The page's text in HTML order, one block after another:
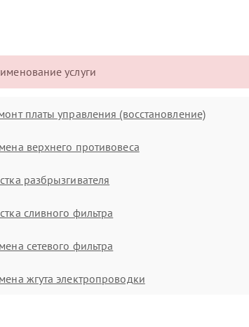
услуги
платы управления (восстановление)
верхнего противовеса
разбрызгивателя
сливного фильтра
сетевого фильтра
жгута электропроводки